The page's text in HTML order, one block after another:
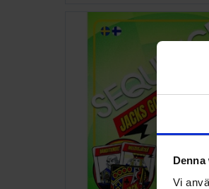
Vi